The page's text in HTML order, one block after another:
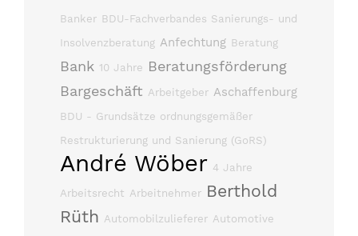
Banker BDU-Fachverbandes Sanierungs- und
Insolvenzberatung Anfechtung Beratung
Bank 10 Jahre Beratungsförderung
Bargeschäft Arbeitgeber Aschaffenburg
BDU - Grundsätze ordnungsgemäßer
Restrukturierung und Sanierung (GoRS)
André Wöber 4 Jahre
Arbeitsrecht Arbeitnehmer Berthold
Rüth Automobilzulieferer Automotive